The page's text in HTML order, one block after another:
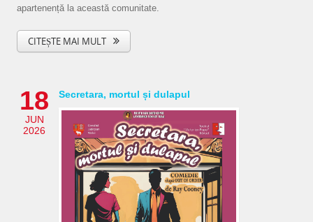
apartenență la această comunitate.
CITEȘTE MAI MULT
18
JUN
2026
Secretara, mortul și dulapul